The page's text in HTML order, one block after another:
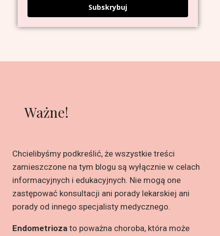
Subskrybuj
Ważne!
Chcielibyśmy podkreślić, że wszystkie treści
zamieszczone na tym blogu są wyłącznie w celach
informacyjnych i edukacyjnych. Nie mogą one
zastępować konsultacji ani porady lekarskiej ani
porady od innego specjalisty medycznego.
Endometrioza to poważna choroba, która może